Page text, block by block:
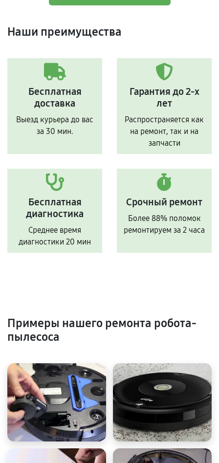
Наши преимущества
Бесплатная
доставка
Выезд курьера до вас
за 30 мин.
Гарантия до 2-х
лет
Распространяется как
на ремонт, так и на
запчасти
Бесплатная
диагностика
Среднее время
диагностики 20 мин
Срочный ремонт
Более 88% поломок
ремонтируем за 2 часа
Примеры нашего ремонта робота-
пылесоса